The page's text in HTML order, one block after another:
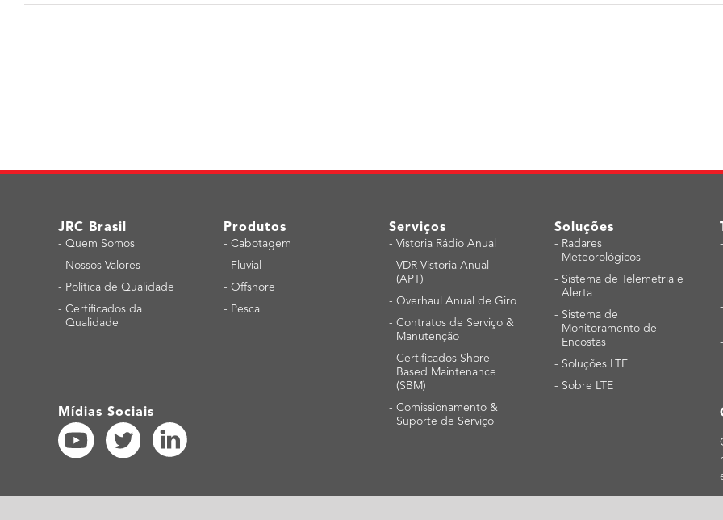
JRC Brasil
- Quem Somos
- Nossos Valores
- Política de Qualidade
- Certificados da
Qualidade
Mídias Sociais
Produtos
- Cabotagem
- Fluvial
- Offshore
- Pesca
Serviços
- Vistoria Rádio Anual
- VDR Vistoria Anual
(APT)
- Overhaul Anual de Giro
- Contratos de Serviço &
Manutenção
- Certificados Shore
Based Maintenance
(SBM)
- Comissionamento &
Suporte de Serviço
Soluções
- Radares
Meteorológicos
- Sistema de Telemetria e
Alerta
- Sistema de
Monitoramento de
Encostas
- Soluções LTE
- Sobre LTE
-
-
-